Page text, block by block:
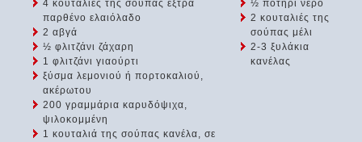
4 κουταλιές της σούπας έξτρα
παρθένο ελαιόλαδο
2 αβγά
½ φλιτζάνι ζάχαρη
1 φλιτζάνι γιαούρτι
ξύσμα λεμονιού ή πορτοκαλιού,
ακέρωτου
200 γραμμάρια καρυδόψιχα,
ψιλοκομμένη
1 κουταλιά της σούπας κανέλα, σε
½ ποτήρι νερό
2 κουταλιές της
σούπας μέλι
2-3 ξυλάκια
κανέλας